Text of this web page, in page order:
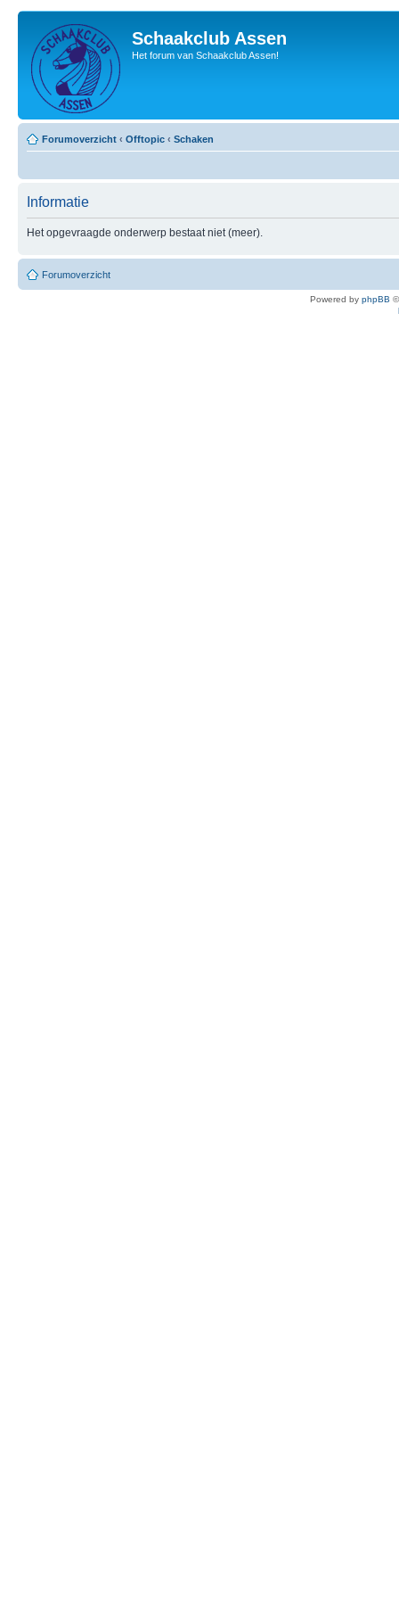
Schaakclub Assen
Het forum van Schaakclub Assen!
Forumoverzicht ‹ Offtopic ‹ Schaken
Informatie
Het opgevraagde onderwerp bestaat niet (meer).
Forumoverzicht
Powered by phpBB